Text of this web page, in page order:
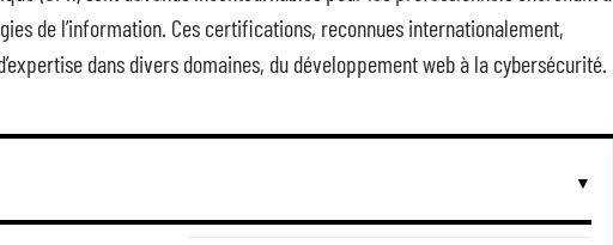
de l’information. Ces certifications, reconnues internationalement,
dans divers domaines, du développement web à la cybersécurité.